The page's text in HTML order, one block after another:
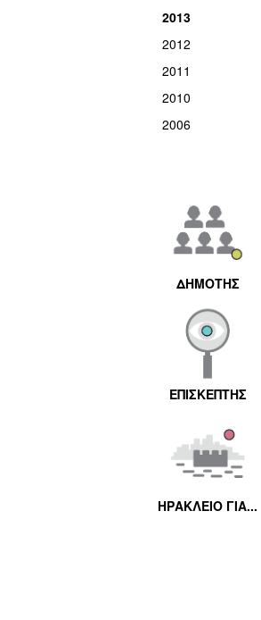
2013
2012
2011
2010
2006
ΔΗΜΟΤΗΣ
ΕΠΙΣΚΕΠΤΗΣ
ΗΡΑΚΛΕΙΟ ΓΙΑ...